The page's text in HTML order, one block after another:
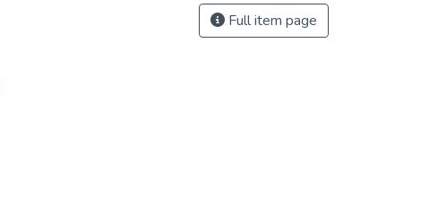
Full item page